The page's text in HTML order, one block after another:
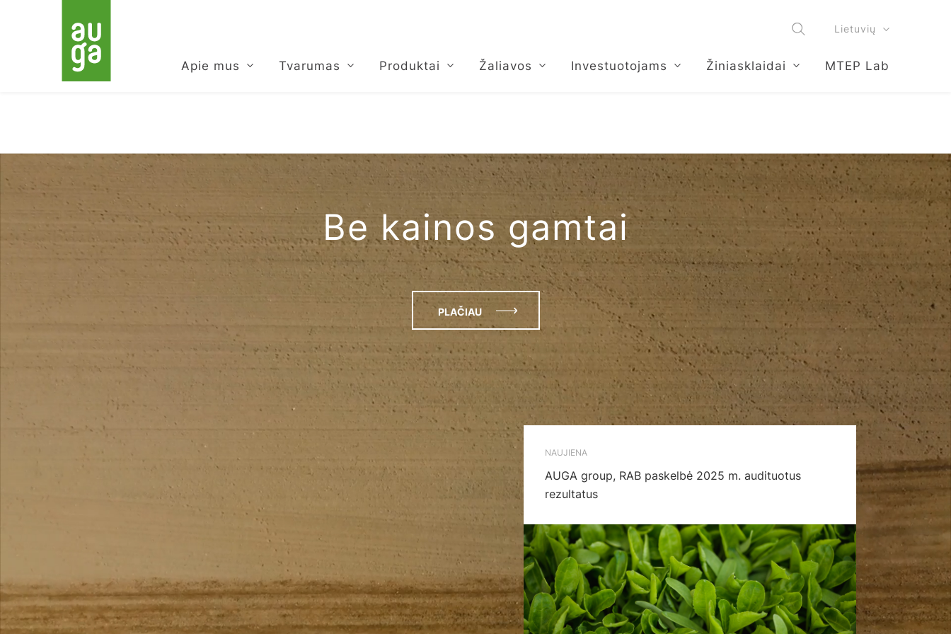
Lietuvių
Apie mus Tvarumas Produktai Žaliavos Investuotojams Žiniasklaidai MTEP Lab
Be kainos gamtai
PLAČIAU
NAUJIENA
AUGA group, RAB paskelbė 2025 m. audituotus
rezultatus
NAUJIENA
Dėl „AUGA